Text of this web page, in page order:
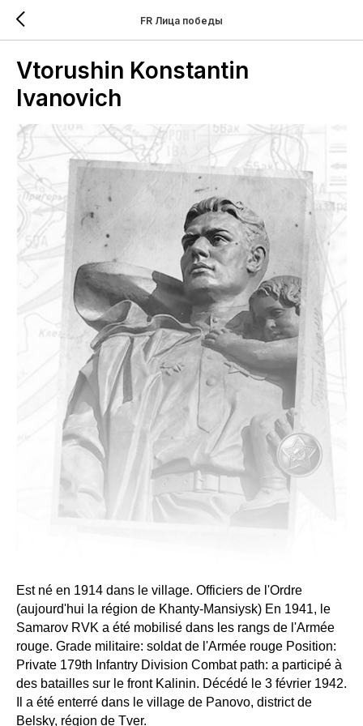
FR Лица победы
Vtorushin Konstantin
Ivanovich
Est né en 1914 dans le village. Officiers de l'Ordre
(aujourd'hui la région de Khanty-Mansiysk) En 1941, le
Samarov RVK a été mobilisé dans les rangs de l'Armée
rouge. Grade militaire: soldat de l'Armée rouge Position:
Private 179th Infantry Division Combat path: a participé à
des batailles sur le front Kalinin. Décédé le 3 février 1942.
Il a été enterré dans le village de Panovo, district de
Belsky, région de Tver.